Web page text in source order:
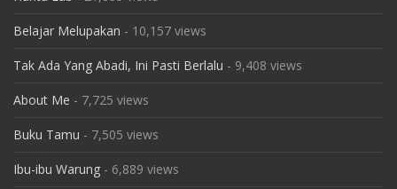
Belajar Melupakan - 10,157 views
Tak Ada Yang Abadi, Ini Pasti Berlalu - 9,408 views
About Me - 7,725 views
Buku Tamu - 7,505 views
Ibu-ibu Warung - 6,889 views